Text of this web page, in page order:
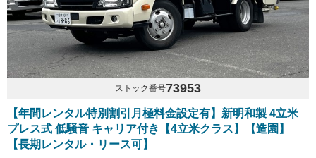
ストック番号73953
【年間レンタル特別割引月極料金設定有】新明和製 4立米
プレス式 低騒音 キャリア付き【4立米クラス】【造園】
【長期レンタル・リース可】